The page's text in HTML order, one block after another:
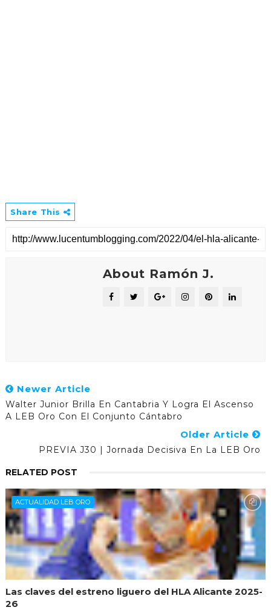
Share This
About Ramón J.
Newer Article
Walter Junior Brilla En Cantabria Y Logra El Ascenso
A LEB Oro Con El Conjunto Cántabro
Older Article
PREVIA J30 | Jornada Decisiva En La LEB Oro
RELATED POST
ACTUALIDAD LEB ORO
Las claves del estreno liguero del HLA Alicante 2025-
26